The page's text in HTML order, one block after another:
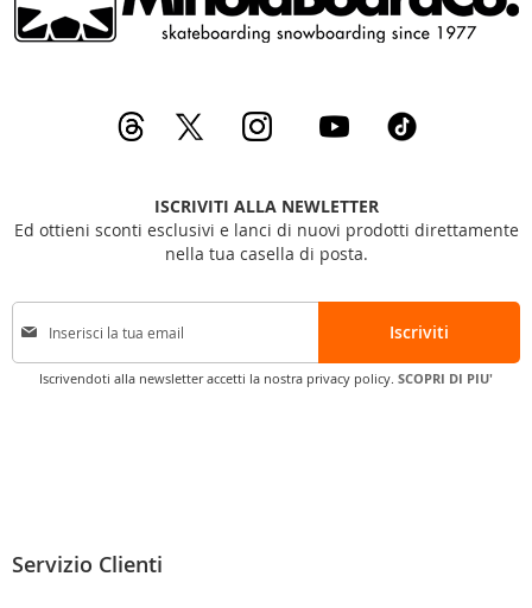
ISCRIVITI ALLA NEWLETTER
Ed ottieni sconti esclusivi e lanci di nuovi prodotti direttamente
nella tua casella di posta.
I
c
l
Iscriviti
Iscrivendoti alla newsletter accetti la nostra privacy policy. SCOPRI DI PIU'
Servizio Clienti